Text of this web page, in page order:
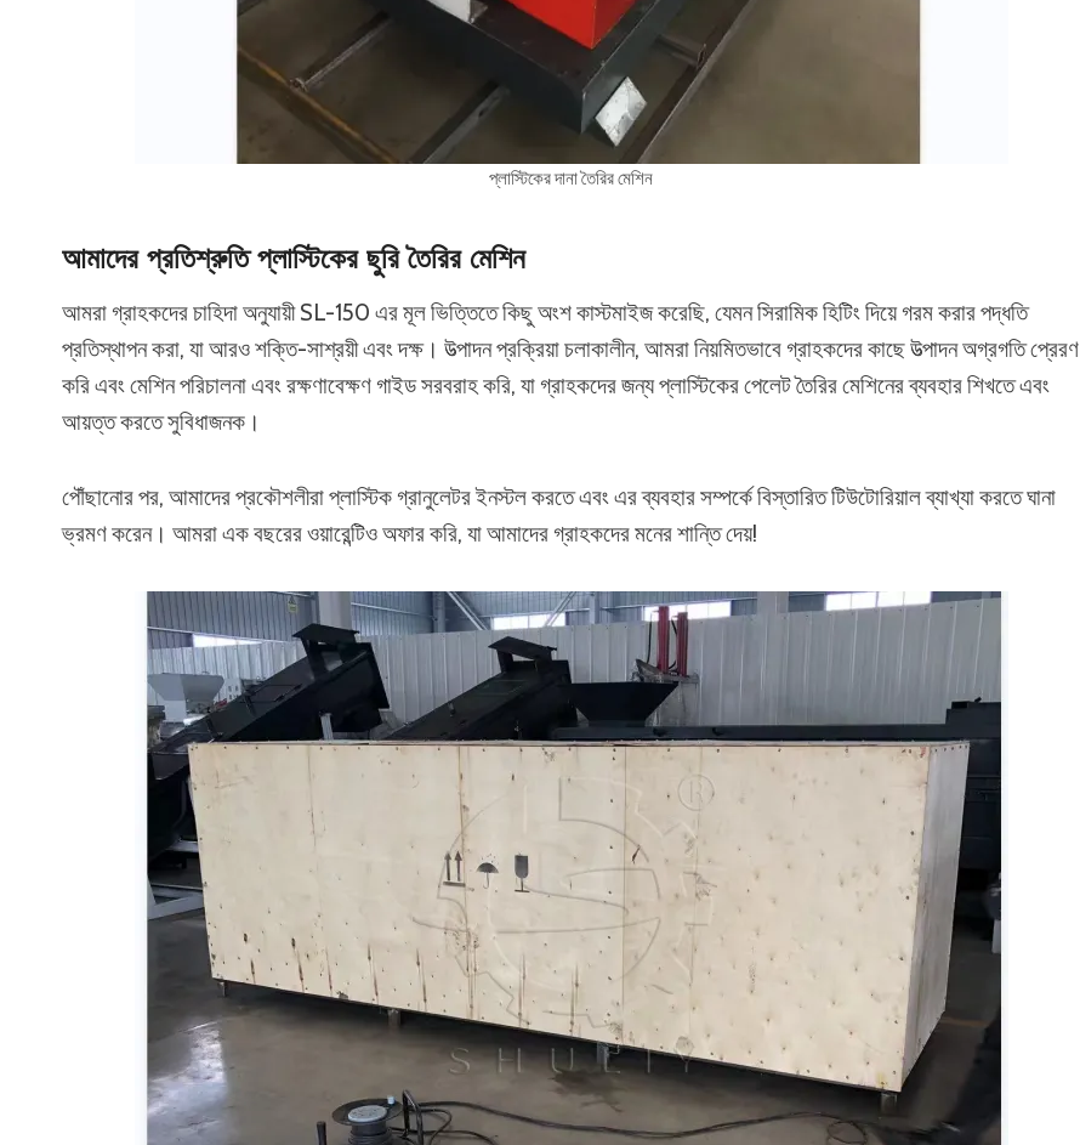
প্লাস্টিকের দানা তৈরির মেশিন
আমাদের প্রতিশ্রুতি প্লাস্টিকের ছুরি তৈরির মেশিন
আমরা গ্রাহকদের চাহিদা অনুযায়ী SL-150 এর মূল ভিত্তিতে কিছু অংশ কাস্টমাইজ করেছি, যেমন সিরামিক হিটিং দিয়ে গরম করার পদ্ধতি
প্রতিস্থাপন করা, যা আরও শক্তি-সাশ্রয়ী এবং দক্ষ। উত্পাদন প্রক্রিয়া চলাকালীন, আমরা নিয়মিতভাবে গ্রাহকদের কাছে উত্পাদন অগ্রগতি প্রেরণ
করি এবং মেশিন পরিচালনা এবং রক্ষণাবেক্ষণ গাইড সরবরাহ করি, যা গ্রাহকদের জন্য প্লাস্টিকের পেলেট তৈরির মেশিনের ব্যবহার শিখতে এবং
আয়ত্ত করতে সুবিধাজনক।
পৌঁছানোর পর, আমাদের প্রকৌশলীরা প্লাস্টিক গ্রানুলেটর ইনস্টল করতে এবং এর ব্যবহার সম্পর্কে বিস্তারিত টিউটোরিয়াল ব্যাখ্যা করতে ঘানা
ভ্রমণ করেন। আমরা এক বছরের ওয়ারেন্টিও অফার করি, যা আমাদের গ্রাহকদের মনের শান্তি দেয়!